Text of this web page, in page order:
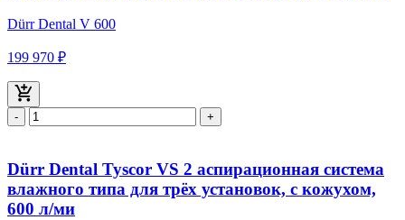
Dürr Dental V 600
199 970 ₽
- +
Dürr Dental Tyscor VS 2 аспирационная система
влажного типа для трёх установок, с кожухом,
600 л/ми